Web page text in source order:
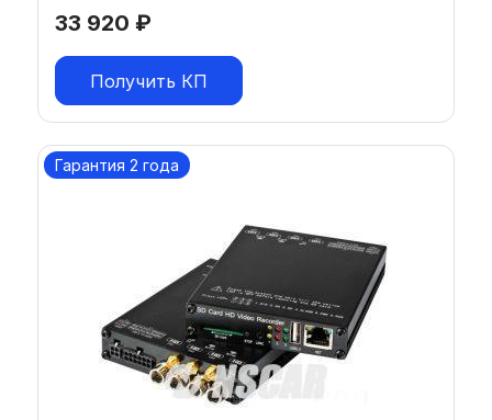
33 920 ₽
Получить КП
Гарантия 2 года